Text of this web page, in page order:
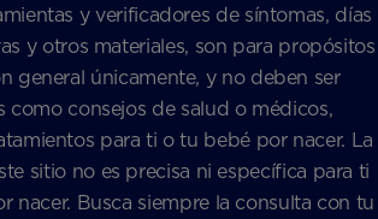
y verificadores de síntomas, días
y otros materiales, son para propósitos
general únicamente, y no deben ser
como consejos de salud o médicos,
para ti o tu bebé por nacer. La
sitio no es precisa ni específica para ti
nacer. Busca siempre la consulta con tu